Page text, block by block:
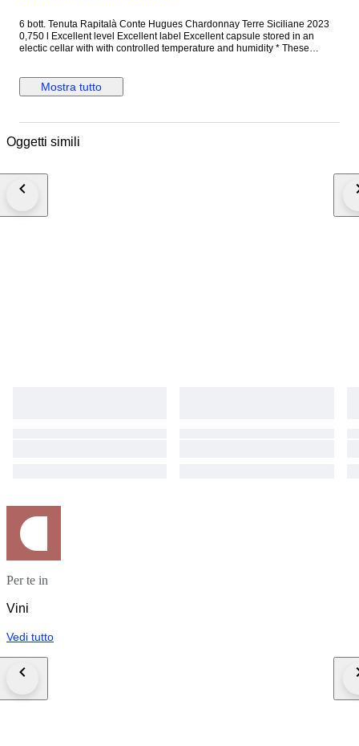
6 bott. Tenuta Rapitalà Conte Hugues Chardonnay Terre Siciliane 2023
0,750 l Excellent level Excellent label Excellent capsule stored in an
electic cellar with with controlled temperature and humidity * These
guarantee a perfect state of conservation of the product. due to the
journey the bottle will take to be delivered to you, we cannot guarantee
cap during transport.
Mostra tutto
Oggetti simili
Per te in
Vini
Vedi tutto